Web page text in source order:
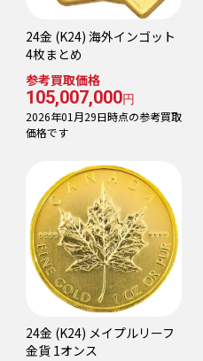
24金 (K24) 海外インゴット
4枚まとめ
参考買取価格
105,007,000円
2026年01月29日時点の参考買取
価格です
24金 (K24) メイプルリーフ
金貨 1オンス